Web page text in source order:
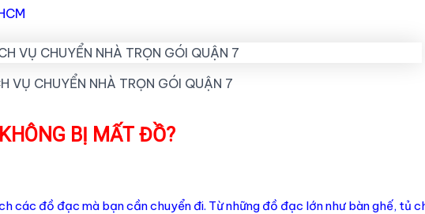
VỤ CHUYỂN NHÀ TRỌN GÓI QUẬN 7
BỊ MẤT ĐỒ?
các đồ đạc mà bạn cần chuyển đi. Từ những đồ đạc lớn như bàn ghế, tủ